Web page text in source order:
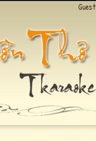
Guest